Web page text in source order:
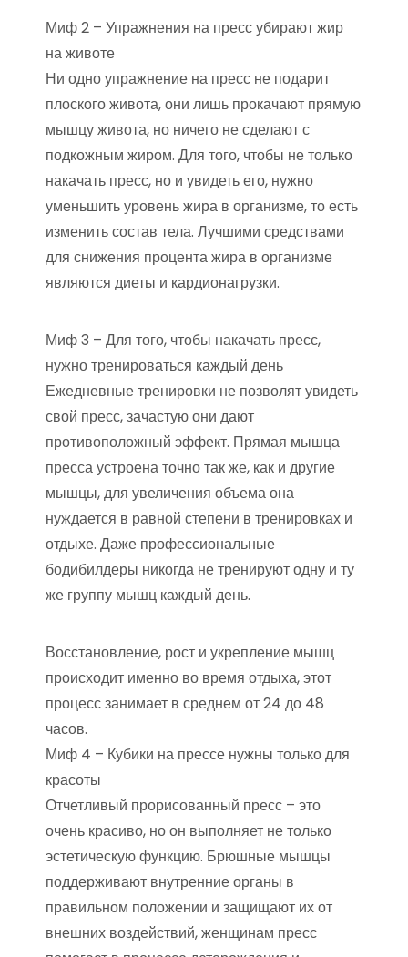
Миф 2 – Упражнения на пресс убирают жир
на животе
Ни одно упражнение на пресс не подарит
плоского живота, они лишь прокачают прямую
мышцу живота, но ничего не сделают с
подкожным жиром. Для того, чтобы не только
накачать пресс, но и увидеть его, нужно
уменьшить уровень жира в организме, то есть
изменить состав тела. Лучшими средствами
для снижения процента жира в организме
являются диеты и кардионагрузки.
Миф 3 – Для того, чтобы накачать пресс,
нужно тренироваться каждый день
Ежедневные тренировки не позволят увидеть
свой пресс, зачастую они дают
противоположный эффект. Прямая мышца
пресса устроена точно так же, как и другие
мышцы, для увеличения объема она
нуждается в равной степени в тренировках и
отдыхе. Даже профессиональные
бодибилдеры никогда не тренируют одну и ту
же группу мышц каждый день.
Восстановление, рост и укрепление мышц
происходит именно во время отдыха, этот
процесс занимает в среднем от 24 до 48
часов.
Миф 4 – Кубики на прессе нужны только для
красоты
Отчетливый прорисованный пресс – это
очень красиво, но он выполняет не только
эстетическую функцию. Брюшные мышцы
поддерживают внутренние органы в
правильном положении и защищают их от
внешних воздействий, женщинам пресс